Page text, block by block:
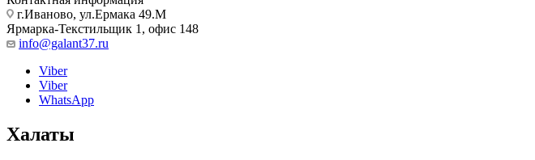
г.Иваново, ул.Ермака 49.M
Ярмарка-Текстильщик 1, офис 148
info@galant37.ru
Viber
Viber
WhatsApp
Халаты